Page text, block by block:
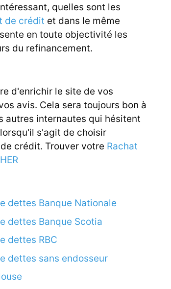
quelles sont les
de crédit et dans le même
en toute objectivité les
du refinancement.
d'enrichir le site de vos
avis. Cela sera toujours bon à
autres internautes qui hésitent
s'agit de choisir
crédit. Trouver votre Rachat
dettes Banque Nationale
dettes Banque Scotia
dettes RBC
dettes sans endosseur